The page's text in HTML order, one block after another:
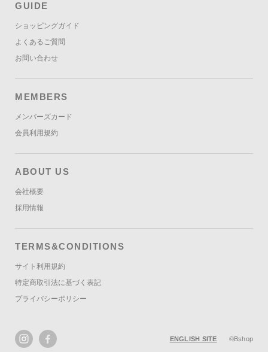
GUIDE
ショッピングガイド
よくあるご質問
お問い合わせ
MEMBERS
メンバーズカード
会員利用規約
ABOUT US
会社概要
採用情報
TERMS&CONDITIONS
サイト利用規約
特定商取引法に基づく表記
プライバシーポリシー
ENGLISH SITE ©Bshop